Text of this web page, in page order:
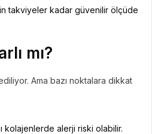
takviyeler kadar güvenilir ölçüde
mı?
Ama bazı noktalara dikkat
kolajenlerde alerji riski olabilir.